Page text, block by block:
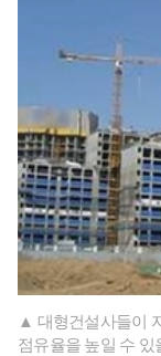
▲ 대형건설사들이
점유율을 높일 수 있